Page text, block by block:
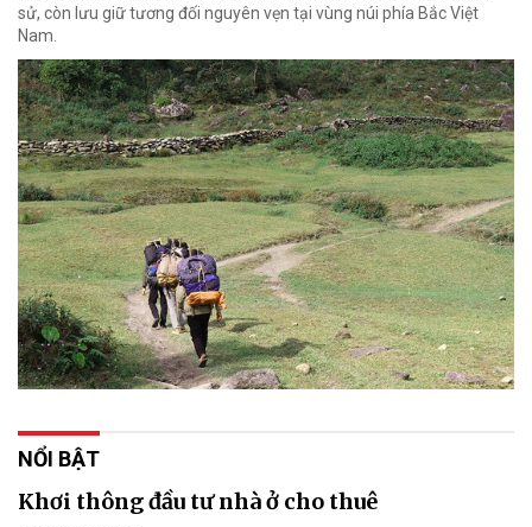
sử, còn lưu giữ tương đối nguyên vẹn tại vùng núi phía Bắc Việt
Nam.
NỔI BẬT
Khơi thông đầu tư nhà ở cho thuê